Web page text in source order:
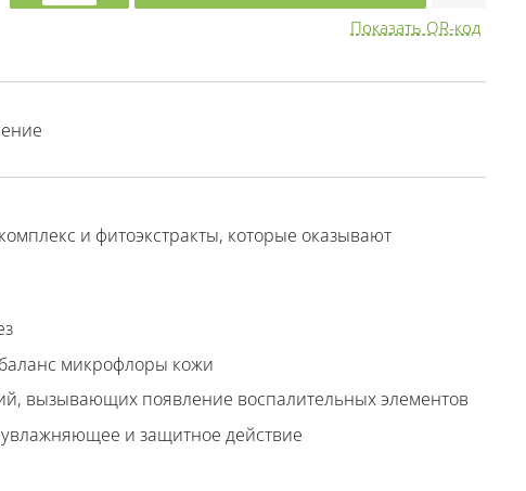
Показать QR-код
и фитоэкстракты, которые оказывают
микрофлоры кожи
вызывающих появление воспалительных элементов
и защитное действие